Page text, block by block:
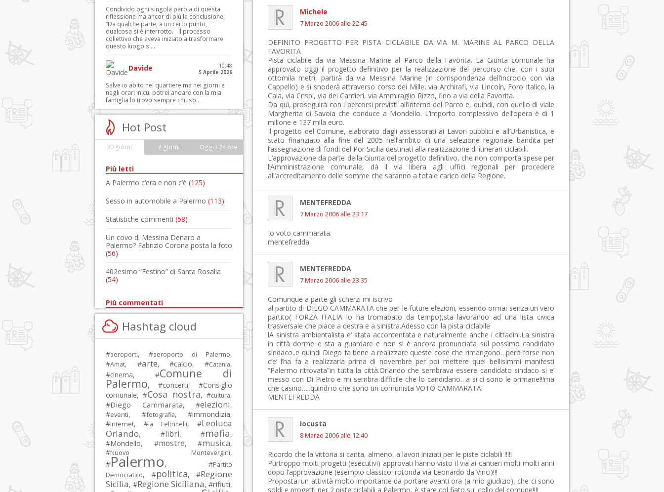
Michele
7 Marzo 2006 alle 22:45
DEFINITO PROGETTO PER PISTA CICLABILE DA VIA M. MARINE AL PARCO DELLA
FAVORITA
Pista ciclabile da via Messina Marine al Parco della Favorita. La Giunta comunale ha
approvato oggi il progetto definitivo per la realizzazione del percorso che, con i suoi
ottomila metri, partirà da via Messina Marine (in corrispondenza dell’incrocio con via
Cappello) e si snoderà attraverso corso dei Mille, via Archirafi, via Lincoln, Foro Italico, la
Cala, via Crispi, via dei Cantieri, via Ammiraglio Rizzo, fino a via della Favorita.
Da qui, proseguirà con i percorsi previsti all’interno del Parco e, quindi, con quello di viale
Margherita di Savoia che conduce a Mondello. L’importo complessivo dell’opera è di 1
milione e 137 mila euro.
Il progetto del Comune, elaborato dagli assessorati ai Lavori pubblici e all’Urbanistica, è
stato finanziato alla fine del 2005 nell’ambito di una selezione regionale bandita per
l’assegnazione di fondi del Por Sicilia destinati alla realizzazione di itinerari ciclabili.
L’approvazione da parte della Giunta del progetto definitivo, che non comporta spese per
l’Amministrazione comunale, dà il via libera agli uffici regionali per procedere
all’accreditamento delle somme che saranno a totale carico della Regione.
MENTEFREDDA
7 Marzo 2006 alle 23:17
Io voto cammarata.
mentefredda
MENTEFREDDA
7 Marzo 2006 alle 23:35
Comunque a parte gli scherzi mi iscrivo
al partito di DIEGO CAMMARATA che per le future elezioni, essendo ormai senza un vero
partito( FORZA ITALIA lo ha tromabato da tempo),sta lavorando ad una lista civica
trasversale che piace a destra e a sinistra.Adesso con la pista ciclabile
lA sinistra ambientalista e’ stata accontentata e naturalmente anche i cittadini.La sinistra
in città dorme e sta a guardare e non si è ancora pronunciata sul possimo candidato
sindaco..e quindi Diego fa bene a realizzare queste cose che rimangono…però forse non
c’e’ l’ha fa a realizzarla prima di novembre per poi mettere quei bellisimmi manifesti
“Palermo ritrovata”in tutta la città.Orlando che sembrava essere candidato sindaco si e’
messo con Di Pietro e mi sembra difficile che lo candidano…a si ci sono le primarie!!!ma
che casino…..quindi io che sono un comunista VOTO CAMMARATA.
MENTEFREDDA
locusta
8 Marzo 2006 alle 12:40
Ricordo che la vittoria si canta, almeno, a lavori iniziati per le piste ciclabili !!!!!
Purtroppo molti progetti (esecutivi) approvati hanno visto il via ai cantieri molti molti anni
dopo l’approvazione (esempio classico: rotonda via Leonardo da Vinci)!!!
Proposta: un attività molto importante da portare avanti ora (a mio giudizio), che ci sono
soldi e progetti per 2 piste ciclabili a Palermo, è stare col fiato sul collo del comune!!!!
Condivido ogni singola parola di questa
riflessione ma ancor di più la conclusione:
“Da qualche parte, a un certo punto,
qualcosa si è interrotto. Il processo
collettivo che aveva iniziato a trasformare
questo luogo si...
Davide
10:48
5 Aprile 2026
Salve io abito nel quartiere ma nei giorni e
negli orari in cui potrei andare con la mia
famiglia lo trovo sempre chiuso..
Hot Post
30 giorni 7 giorni Oggi / 24 ore
Più letti
A Palermo c’era e non c’è (125)
Sesso in automobile a Palermo (113)
Statistiche commenti (58)
Un covo di Messina Denaro a
Palermo? Fabrizio Corona posta la foto
(56)
402esimo “Festino” di Santa Rosalia
(54)
Più commentati
Hashtag cloud
#aeroporti, #aeroporto di Palermo,
#Amat, #arte, #calcio, #Catania,
#cinema, #Comune di
Palermo, #concerti, #Consiglio
comunale, #Cosa nostra, #cultura,
#Diego Cammarata, #elezioni,
#eventi, #fotografia, #immondizia,
#Internet, #la Feltrinelli, #Leoluca
Orlando, #libri, #mafia,
#Mondello, #mostre, #musica,
#Nuovo Montevergini,
#Palermo, #Partito
Democratico, #politica, #Regione
Sicilia, #Regione Siciliana, #rifiuti,